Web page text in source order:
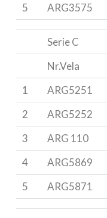
5
ARG3575
Serie C
Nr.Vela
1
ARG5251
2
ARG5252
3
ARG 110
4
ARG5869
5
ARG5871